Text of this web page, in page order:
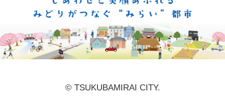
© TSUKUBAMIRAI CITY.